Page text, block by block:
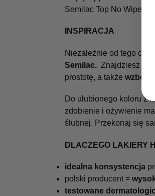
Semilac Top No Wipe
INSPIRACJA
Niezależnie od tego czy
Semilac.Znajdziesz w
prostotę, a także
Do ulubionego koloru z
zdobienie i ożywienie
ślubnej. Przekonaj się
DLACZEGO LAKIERY
idealna konsystencja
polski producent =
testowane